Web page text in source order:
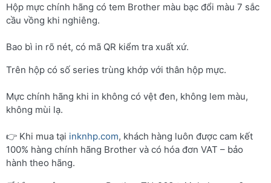
Hộp mực chính hãng có tem Brother màu bạc đổi màu 7 sắc
cầu vồng khi nghiêng.
Bao bì in rõ nét, có mã QR kiểm tra xuất xứ.
Trên hộp có số series trùng khớp với thân hộp mực.
Mực chính hãng khi in không có vệt đen, không lem màu,
không mùi lạ.
👉 Khi mua tại inknhp.com, khách hàng luôn được cam kết
100% hàng chính hãng Brother và có hóa đơn VAT – bảo
hành theo hãng.